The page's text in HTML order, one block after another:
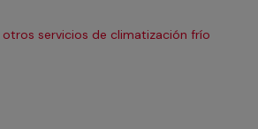
otros servicios de climatización frío